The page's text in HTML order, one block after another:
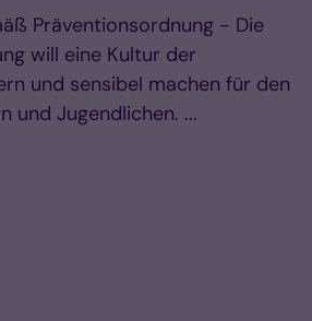
Präventionsordnung - Die
will eine Kultur der
und sensibel machen für den
und Jugendlichen. ...